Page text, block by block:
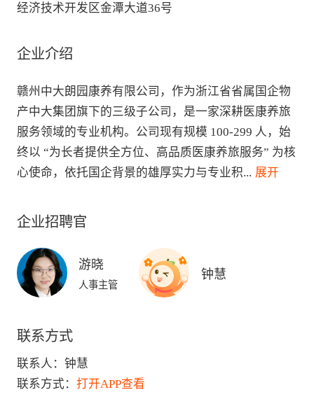
经济技术开发区金潭大道36号
企业介绍
赣州中大朗园康养有限公司，作为浙江省省属国企物
产中大集团旗下的三级子公司，是一家深耕医康养旅
服务领域的专业机构。公司现有规模 100-299 人，始
终以 “为长者提供全方位、高品质医康养旅服务” 为核
心使命，依托国企背景的雄厚实力与专业积... 展开
企业招聘官
游晓
人事主管
钟慧
联系方式
联系人： 钟慧
联系方式： 打开APP查看